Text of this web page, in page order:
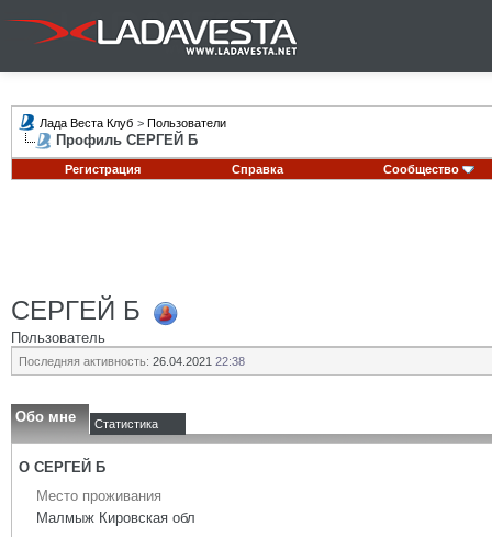
Лада Веста Клуб > Пользователи
Профиль СЕРГЕЙ Б
Регистрация Справка Сообщество
СЕРГЕЙ Б
Пользователь
Последняя активность: 26.04.2021 22:38
Обо мне Статистика
О СЕРГЕЙ Б
Место проживания
Малмыж Кировская обл